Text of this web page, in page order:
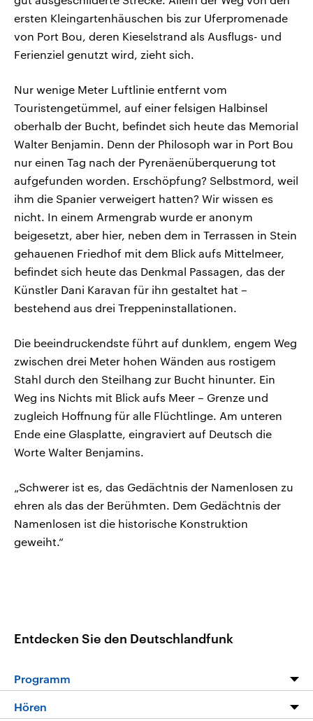
ersten Kleingartenhäuschen bis zur Uferpromenade
von Port Bou, deren Kieselstrand als Ausflugs- und
Ferienziel genutzt wird, zieht sich.
Nur wenige Meter Luftlinie entfernt vom
Touristengetümmel, auf einer felsigen Halbinsel
oberhalb der Bucht, befindet sich heute das Memorial
Walter Benjamin. Denn der Philosoph war in Port Bou
nur einen Tag nach der Pyrenäenüberquerung tot
aufgefunden worden. Erschöpfung? Selbstmord, weil
ihm die Spanier verweigert hatten? Wir wissen es
nicht. In einem Armengrab wurde er anonym
beigesetzt, aber hier, neben dem in Terrassen in Stein
gehauenen Friedhof mit dem Blick aufs Mittelmeer,
befindet sich heute das Denkmal Passagen, das der
Künstler Dani Karavan für ihn gestaltet hat –
bestehend aus drei Treppeninstallationen.
Die beeindruckendste führt auf dunklem, engem Weg
zwischen drei Meter hohen Wänden aus rostigem
Stahl durch den Steilhang zur Bucht hinunter. Ein
Weg ins Nichts mit Blick aufs Meer – Grenze und
zugleich Hoffnung für alle Flüchtlinge. Am unteren
Ende eine Glasplatte, eingraviert auf Deutsch die
Worte Walter Benjamins.
„Schwerer ist es, das Gedächtnis der Namenlosen zu
ehren als das der Berühmten. Dem Gedächtnis der
Namenlosen ist die historische Konstruktion
geweiht.“
Entdecken Sie den Deutschlandfunk
Programm
Programm
Hören